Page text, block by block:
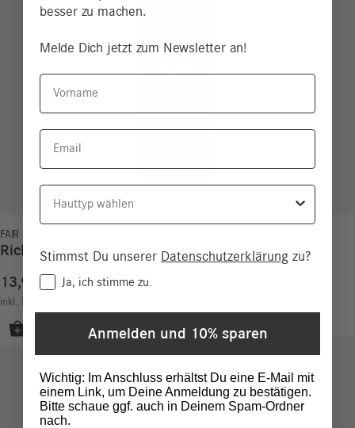
FAIR Edition
Rich Body Cream
13,90
6,95€/100 ml
inkl. MwSt.
besser zu machen.
Melde Dich jetzt zum Newsletter an!
Vorname
Email
Hauttyp
Stimmst Du unserer Datenschutzerklärung zu?
ConsentJa, ich stimme zu.
Anmelden und 10% sparen
Wichtig: Im Anschluss erhältst Du eine E-Mail mit
einem Link, um Deine Anmeldung zu bestätigen.
Bitte schaue ggf. auch in Deinem Spam-Ordner
nach.